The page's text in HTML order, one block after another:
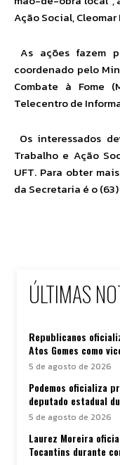
Ação Social,
As ações fazem
coordenado pelo
Combate à Fome
Telecentro de
Os interessados
Trabalho e Ação
UFT. Para obter
da Secretaria é o
ÚLTIMAS
Republicanos
Atos Gomes como
5 de agosto de 2026
Podemos oficializa
deputado estadual
5 de agosto de 2026
Laurez Moreira
Tocantins durante